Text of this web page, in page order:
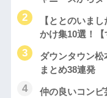
【ととのいま
かけ集10選！【
ダウンタウン
まとめ38連発
仲の良いコンビ